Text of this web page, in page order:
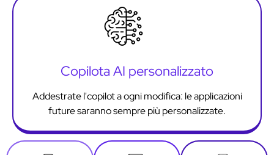
Copilota AI personalizzato
Addestrate l'copilot a ogni modifica: le applicazioni
future saranno sempre più personalizzate.